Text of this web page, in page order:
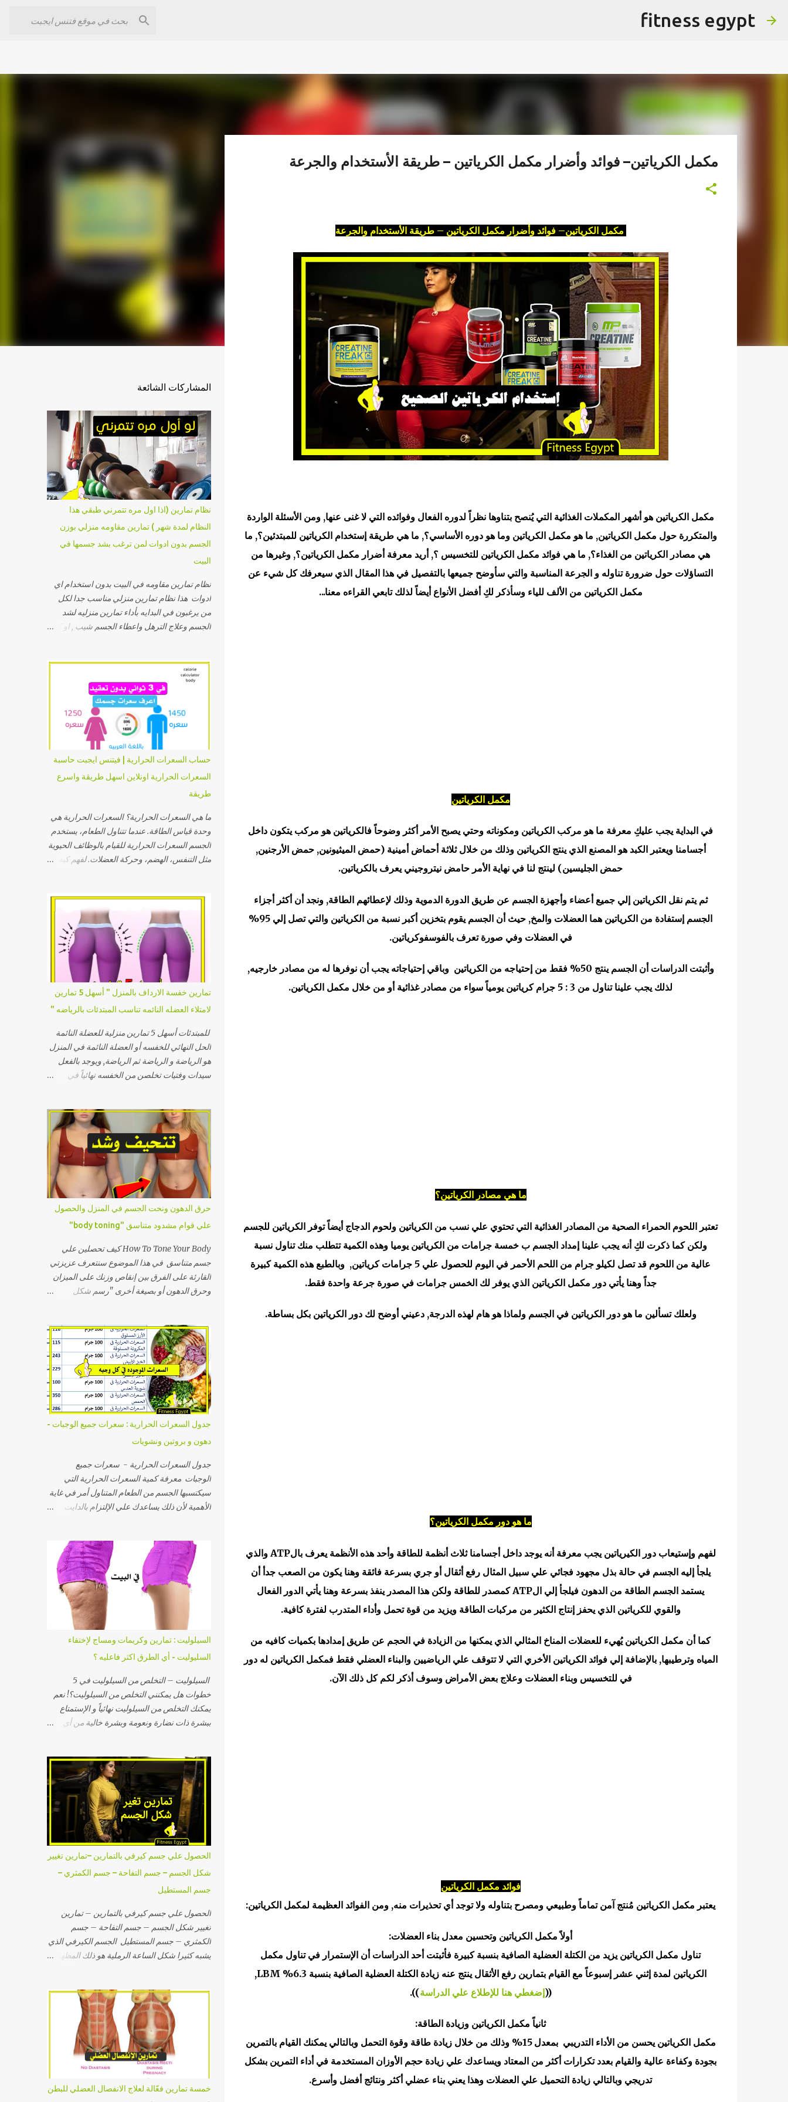
fitness egypt
مكمل الكرياتين– فوائد وأضرار مكمل الكرياتين – طريقة الأستخدام والجرعة
مكمل الكرياتين– فوائد وأضرار مكمل الكرياتين – طريقة الأستخدام والجرعة
مكمل الكرياتين هو أشهر المكملات الغذائية التي يُنصح بتناوها نظراً لدوره الفعال وفوائده التي لا غنى عنها, ومن الأسئلة الواردة
والمتكررة حول مكمل الكرياتين, ما هو مكمل الكرياتين وما هو دوره الأساسي؟, ما هي طريقة إستخدام الكرياتين للمبتدئين؟, ما
هي مصادر الكرياتين من الغذاء؟, ما هي فوائد مكمل الكرياتين للتخسيس ؟, أريد معرفة أضرار مكمل الكرياتين؟, وغيرها من
التساؤلات حول ضرورة تناوله و الجرعة المناسبة والتي سأوضح جميعها بالتفصيل في هذا المقال الذي سيعرفك كل شيء عن
مكمل الكرياتين من الألف للياء وسأذكر لكِ أفضل الأنواع أيضاً لذلك تابعي القراءه معنا...
مكمل الكرياتين
في البداية يجب عليكِ معرفة ما هو مركب الكرياتين ومكوناته وحتي يصبح الأمر أكثر وضوحاً فالكرياتين هو مركب يتكون داخل
أجسامنا ويعتبر الكبد هو المصنع الذي ينتج الكرياتين وذلك من خلال ثلاثة أحماض أمينية (حمض الميثيونين, حمض الأرجنين,
حمض الجليسين) لينتج لنا في نهاية الأمر حامض نيتروجيني يعرف بالكرياتين.
ثم يتم نقل الكرياتين إلي جميع أعضاء وأجهزة الجسم عن طريق الدورة الدموية وذلك لإعطائهم الطاقة, ونجد أن أكثر أجزاء
الجسم إستفادة من الكرياتين هما العضلات والمخ, حيث أن الجسم يقوم بتخزين أكبر نسبة من الكرياتين والتي تصل إلي 95%
في العضلات وفي صورة تعرف بالفوسفوكرياتين.
وأثبتت الدراسات أن الجسم ينتج 50% فقط من إحتياجه من الكرياتين وباقي إحتياجاته يجب أن نوفرها له من مصادر خارجيه,
لذلك يجب علينا تناول من 3 : 5 جرام كرياتين يومياً سواء من مصادر غذائية أو من خلال مكمل الكرياتين.
ما هي مصادر الكرياتين؟
تعتبر اللحوم الحمراء الصحية من المصادر الغذائية التي تحتوي علي نسب من الكرياتين ولحوم الدجاج أيضاً توفر الكرياتين للجسم
ولكن كما ذكرت لكِ أنه يجب علينا إمداد الجسم ب خمسة جرامات من الكرياتين يوميا وهذه الكمية تتطلب منك تناول نسبة
عالية من اللحوم قد تصل لكيلو جرام من اللحم الأحمر في اليوم للحصول علي 5 جرامات كرياتين, وبالطبع هذه الكمية كبيرة
جداً وهنا يأتي دور مكمل الكرياتين الذي يوفر لك الخمس جرامات في صورة جرعة واحدة فقط.
ولعلك تسألين ما هو دور الكرياتين في الجسم ولماذا هو هام لهذه الدرجة, دعيني أوضح لك دور الكرياتين بكل بساطة.
ما هو دور مكمل الكرياتين؟
لفهم وإستيعاب دور الكيرياتين يجب معرفة أنه يوجد داخل أجسامنا ثلاث أنظمة للطاقة وأحد هذه الأنظمة يعرف بالATP والذي
يلجأ إليه الجسم في حالة بذل مجهود فجائي علي سبيل المثال رفع أثقال أو جري بسرعة فائقة وهنا يكون من الصعب جدأ أن
يستمد الجسم الطاقة من الدهون فيلجأ إلي الATP كمصدر للطاقة ولكن هذا المصدر ينفذ بسرعة وهنا يأتي الدور الفعال
والقوي للكرياتين الذي يحفز إنتاج الكثير من مركبات الطاقة ويزيد من قوة تحمل وأداء المتدرب لفترة كافية.
كما أن مكمل الكرياتين يُهيء للعضلات المناخ المثالي الذي يمكنها من الزيادة في الحجم عن طريق إمدادها بكميات كافيه من
المياه وترطيبها, بالإضافة إلي فوائد الكرياتين الأخري التي لا تتوقف علي الرياضيين والبناء العضلي فقط فمكمل الكرياتين له دور
في للتخسيس وبناء العضلات وعلاج بعض الأمراض وسوف أذكر لكم كل ذلك الآن.
فوائد مكمل الكرياتين
يعتبر مكمل الكرياتين مُنتج آمن تماماً وطبيعي ومصرح بتناوله ولا توجد أي تحذيرات منه, ومن الفوائد العظيمة لمكمل الكرياتين:
أولاً مكمل الكرياتين وتحسين معدل بناء العضلات:
تناول مكمل الكرياتين يزيد من الكتلة العضلية الصافية بنسبة كبيرة فأثبتت أحد الدراسات أن الإستمرار في تناول مكمل
الكرياتين لمدة إثني عشر إسبوعاً مع القيام بتمارين رفع الأثقال ينتج عنه زيادة الكتلة العضلية الصافية بنسبة 6.3% LBM,
((إضغطي هنا للإطلاع علي الدراسة)).
ثانياً مكمل الكرياتين وزيادة الطاقة:
مكمل الكرياتين يحسن من الأداء التدريبي بمعدل 15% وذلك من خلال زيادة طاقة وقوة التحمل وبالتالي يمكنك القيام بالتمرين
بجودة وكفاءة عالية والقيام بعدد تكرارات أكثر من المعتاد ويساعدك علي زيادة حجم الأوزان المستخدمة في أداء التمرين بشكل
تدريجي وبالتالي زيادة التحميل علي العضلات وهذا يعني بناء عضلي أكثر ونتائج أفضل وأسرع.
المشاركات الشائعة
نظام تمارين (اذا اول مره تتمرني طبقي هذا
النظام لمدة شهر ) تمارين مقاومه منزلي بوزن
الجسم بدون ادوات لمن ترغب بشد جسمها في
البيت
نظام تمارين مقاومه في البيت بدون استخدام اي
ادوات هذا نظام تمارين منزلي مناسب جدا لكل
من يرغبون في البدايه بأداء تمارين منزليه لشد
الجسم وعلاج الترهل واعطاء الجسم شيب , او كما
بحركات الاطاله او الاستطاله وهي تسمي تمارين
ستريتشات ولها فوائد عديده أهمها : انها تحميكي
من الشد العضلي اثناء التمارين وايضا تجعل
عضلاتك اكثر مرونه وبالتالي تصبحي اقل عرضه
للإصابات طبقي هذه الاستريتشات لمدة تتراوح بين
ثلاثة و خمسة دقائق بحيث تكون لكل تمرين او
وضع مالا يقل عن ثلاثين ثانيه وتكون العضله في
وضع مشدود كما تشاهدين في الصور التاليه وإا
كانت صعبه عليكي ف بعد الصور مقطع فيديو قصير
لكي تشاهدي وتقومي بالتطبيق عمليا بسهوله إذا
الفيديو وقومي بالتطبيق كما تشاهدين تمارين
كارديو بعد ذلك في تطبيقك للتمارين في المنزل
وفي اي مكان حتي ان كان نظام تمارين خاص
بالتمرين في النادي او صالة الجيم فقومي دائما
حساب السعرات الحرارية | فيتنس ايجبت حاسبة
السعرات الحرارية اونلاين اسهل طريقة واسرع
طريقة
ما هي السعرات الحرارية؟ السعرات الحرارية هي
وحدة قياس الطاقة. عندما تتناول الطعام، يستخدم
الجسم السعرات الحرارية للقيام بالوظائف الحيوية
مثل التنفس، الهضم، وحركة العضلات. لفهم كيفية
معدل الأيض الأساسي هو كمية السعرات التي
يحرقها الجسم في حالة الراحة التامة للحفاظ على
الوظائف الحيوية مثل نبض القلب والتنفس. يتم
حسابه باستخدام معادلات علمية تأخذ في الاعتبار
العمر، الطول، الوزن، والجنس: للرجال: BMR =
العمر (بالسنوات) + 5 للنساء: BMR = 10 × الوزن
(كجم) + 6.25 × الطول (سم) - 5 × العمر
(بالسنوات) - 161 كيفية حساب الاحتياج اليومي من
السعرات الحرارية: بمجرد حساب معدل الأيض
الأساسي، يُضرب في معامل النشاط البدني لتحديد
إجمالي الاحتياج اليومي: نشاط خفيف (عمل
مكتبي): BMR × 1.2 نشاط متوسط (تمارين خفيفة
نشاط عالي جدًا (تمارين يومية مكثفة أو عمل بدني
شاق): BMR × 1.725 أهمية حساب السعرات ...
تمارين خفسة الارداف بالمنزل " أسهل 5 تمارين
لامتلاء العضله النائمه تناسب المبتدئات بالرياضه "
للمبتدئات أسهل 5 تمارين منزلية للعضلة النائمة
الحل النهائي للخفسه أو العضلة النائمة في المنزل
هو الرياضة و الرياضة ثم الرياضة, ويوجد بالفعل
سيدات وفتيات تخلصن من الخفسه نهائياً في
الجزء من الجسم وكانت النتيجة هي إمتلاء تجويف
العضلة النائمة أو غمازة الورك وتشكل الجسم
بمظهر كيرفي إنسيابي مثالي خالي من أي تعرجات
وسوف أشرح في هذا المقال أِسهل خمسة تمارين
منزلية للعضلة النائمة بطريقة الأداء وأهم النصائح
الخاصة بالتغذية التي ستساعدك على التخلص من
العضلة النائمة... السبب الرئيسي لظهور الخفسه
حتى نتخلص من هذه المشكلة التي تزعجك بشكل
صحيح يجب أولاً أن نتكلم عن السبب الرئيسي
العلمي لحدوث الخفسه أو غمازة الورك أو العضلة
النائمة, فما يجب فيجب عليك إدراكه أن تجويف
الخفسه لا يحتوي على عضلة ضعيفة أو صغيرة ويتم
تكبيرها بالتمارين وتسمية العضلة النائمة تسمية
المؤخرة ويبدو مجوفاً وفارغاً نتيجة لأحد السببين
التاليين: أولاً زيادة الوزن...
حرق الدهون ونحت الجسم في المنزل والحصول
علي قوام مشدود متناسق "body toning"
How To Tone Your Body كيف تحصلين علي
جسم متناسق في هذا الموضوع سنتعرف عزيزتي
القارئة على الفرق بين إنقاص وزنك على الميزان
وحرق الدهون أو بصيغة أخرى "رسم شكل
تتناسب مع المبتدئات و يمكنك القيام بها في اي
مكان , سواء في البيت أو في الجيم. انقاص الوزن
معناه نزول الوزن عند قياسه على الميزان ,
باستطاعتك عزيزتي القارئة تحقيق ذلك بسهولة اذا
اتبعتي نظام غذائي مناسب لجسمك و سأخبرك
كيفية معرفة النظام الغذائي المناسب . لكن يجب
التنويه الى أن اتباع نظام غذائي فقط لن يعطي
نتائج مرضية لو كان هدفك الأساسي هو الحصول
على جسم مشدود لان الاعتماد على هذه الوسيلة
وحدها ستنقص وزنك لكنه سيبقى بنفس الشكل
فعلى سبيل المثال،لو كنت تعانين من تراكم
الدهون في منطقة معينة مثل البطن او الأرداف
ستجدين أن الفرق الوحيد بعد اتباع النظام الغذائي
الجلد. أما لو كان هدفك الجسم المشدود عزيزتي
المشاهدة ففي هذه الحالة فيجب عليك عمل
تنشيف للجسم ...
جدول السعرات الحرارية : سعرات جميع الوجبات -
دهون و بروتين ونشويات
جدول السعرات الحرارية - سعرات جميع
الوجبات معرفة كمية السعرات الحرارية التي
سيكتسبها الجسم من الطعام المتناول أمر في غاية
الأهمية لأن ذلك يساعدك علي الإلتزام بالدايت
والأطعمة المختلفة من خضروات وكاربوهيدرات
ودهون ووجبات ومنتجات لحوم وحلويات
ومشروبات وغيرها من الأطعمة, وبذلك يمكنك
تناول سعراتك في اليوم دون الزيادة أو النقصان
بمعرفة كمية السعرات الحرارية في كل غذاء قبل
تناوله. اولا حساب السعرات الحرارية التي تناسب
الجسم . قم بكتابة وزنك وطولك وسنك ونشاطك
اليومي وقم بالضغط علي زر احسب وسيظهر لك
عدد السعرات التي يحتاجه جسمك افتح حاسبة
سعرات الجسم بالضغط هنا ثم معرفة نسبة
البروتين والكاربوهيدرات والدهنيات المفيدة التي
يحتاجها جسمك ((وهنا لينك حساب إحتياج الجسم
اليومي من البروتين والكارب والدهون)). واليكم
الموجوده بكل وجبه تأكلوها - جدول السعرات
الحراريه مقسم الي عدة اقسام حتي ...
السيلوليت : تمارين وكريمات ومساج لإختفاء
السليوليت - أي الطرق اكثر فاعليه ؟
السيلوليت – التخلص من السيلوليت في 5
خطوات هل يمكنني التخلص من السيلوليت؟! نعم
يمكنك التخلص من السيلوليت نهائياً و الإستمتاع
ببشرة ذات نضارة ونعومة وبشرة خالية من أي
تعالج السيلوليت, وأنا لا أقصد منتجات علاج
السيلوليت أو شفط الدهون والليزر وأجهزة علاج
السيلوليت بل أتكلم عن الخطة الصحية الفعالة
المكونة من خطوات بسيطة التي سأذكرها لكِ في
هذه المقالة والتي بإتباعك لها وبالإستمرار عليها
سوف تجدين بشرتك خالية من السيلوليت
وأصبحت أكثر جاذبية وجمالاً... 5 معلومات خاطئة
عن السيلوليت رغبت في وضع هذا الجزء في بداية
المقال نظراً لأهميته فسوف أذكر لكِ أشهر
المفاهيم الخاطئة عن التخلص من السيلوليت والتي
هذه المعتقدات يزيد الأمر تعقيداً ويسبب الإحباط
ويجعلك تشعرين أن السيلوليت مشكلة كبيرة
مزمنة, لذلك دعيني أذكر لك تلك المفاهيم الخاطئة
سريعاً: أولاً إعتقاد أن السيلوليت يظهر لدى البُدناء:
بالواقع فيوجد نسبة لا بأس بها من الف...
الحصول علي جسم كيرفي بالتمارين –تمارين تغيير
شكل الجسم – جسم التفاحة – جسم الكمثري –
جسم المستطيل
الحصول علي جسم كيرفي بالتمارين – تمارين
تغيير شكل الجسم – جسم التفاحة – جسم
الكمثري – جسم المستطيل الجسم الكيرفي الذي
يشبه كثيرا شكل الساعة الرملية هو ذلك المظهر
والإنوثة والتناسق, لذلك في مقالنا هذا سوف
أساعدك علي تغيير شكل الجسم إلي الشكل
المثالي ذو الفورمة الرائعة, وذلك بواسطة التمارين
المناسبة لهذا الهدف, وسوف أذكر لك مواصفات
النظام الغذائي الذي سيساعدك علي تغيير شكل
الجسم ويجعل جسمك يستجب للتمارين ويكتسب
العضلات ويصبح مقسماً ومشدود, لذلك تابعي
القراءة لمعرفة شكل جسمك وأفضل تمارين
خمسة تمارين فعّالة لعلاج الانفصال العضلي للبطن